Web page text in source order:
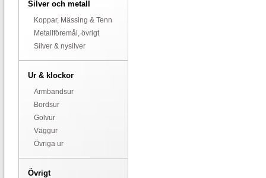
Silver och metall
Koppar, Mässing & Tenn
Metallföremål, övrigt
Silver & nysilver
Ur & klockor
Armbandsur
Bordsur
Golvur
Väggur
Övriga ur
Övrigt